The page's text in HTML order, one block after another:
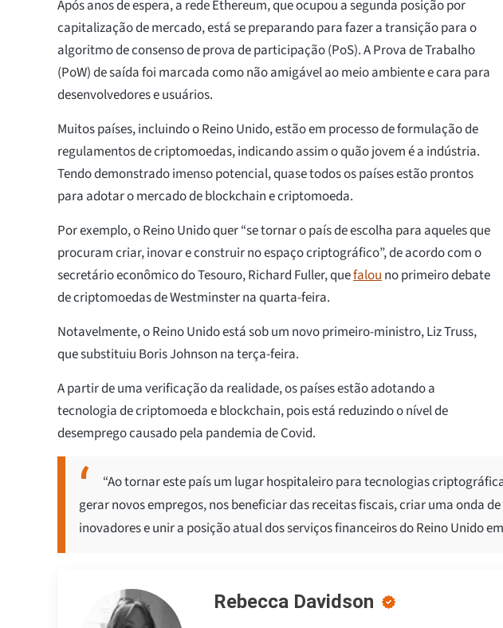
Após anos de espera, a rede Ethereum, que ocupou a segunda posição por
capitalização de mercado, está se preparando para fazer a transição para o
algoritmo de consenso de prova de participação (PoS). A Prova de Trabalho
(PoW) de saída foi marcada como não amigável ao meio ambiente e cara para
desenvolvedores e usuários.
Muitos países, incluindo o Reino Unido, estão em processo de formulação de
regulamentos de criptomoedas, indicando assim o quão jovem é a indústria.
Tendo demonstrado imenso potencial, quase todos os países estão prontos
para adotar o mercado de blockchain e criptomoeda.
Por exemplo, o Reino Unido quer “se tornar o país de escolha para aqueles que
procuram criar, inovar e construir no espaço criptográfico”, de acordo com o
secretário econômico do Tesouro, Richard Fuller, quefalouno primeiro debate
de criptomoedas de Westminster na quarta-feira.
Notavelmente, o Reino Unido está sob um novo primeiro-ministro, Liz Truss,
que substituiu Boris Johnson na terça-feira.
A partir de uma verificação da realidade, os países estão adotando a
tecnologia de criptomoeda e blockchain, pois está reduzindo o nível de
desemprego causado pela pandemia de Covid.
“Ao tornar este país um lugar hospitaleiro para tecnologias
gerar novos empregos, nos beneficiar das receitas fiscais, criar uma onda
inovadores e unir a posição atual dos serviços financeiros do Reino Unido
Rebecca Davidson